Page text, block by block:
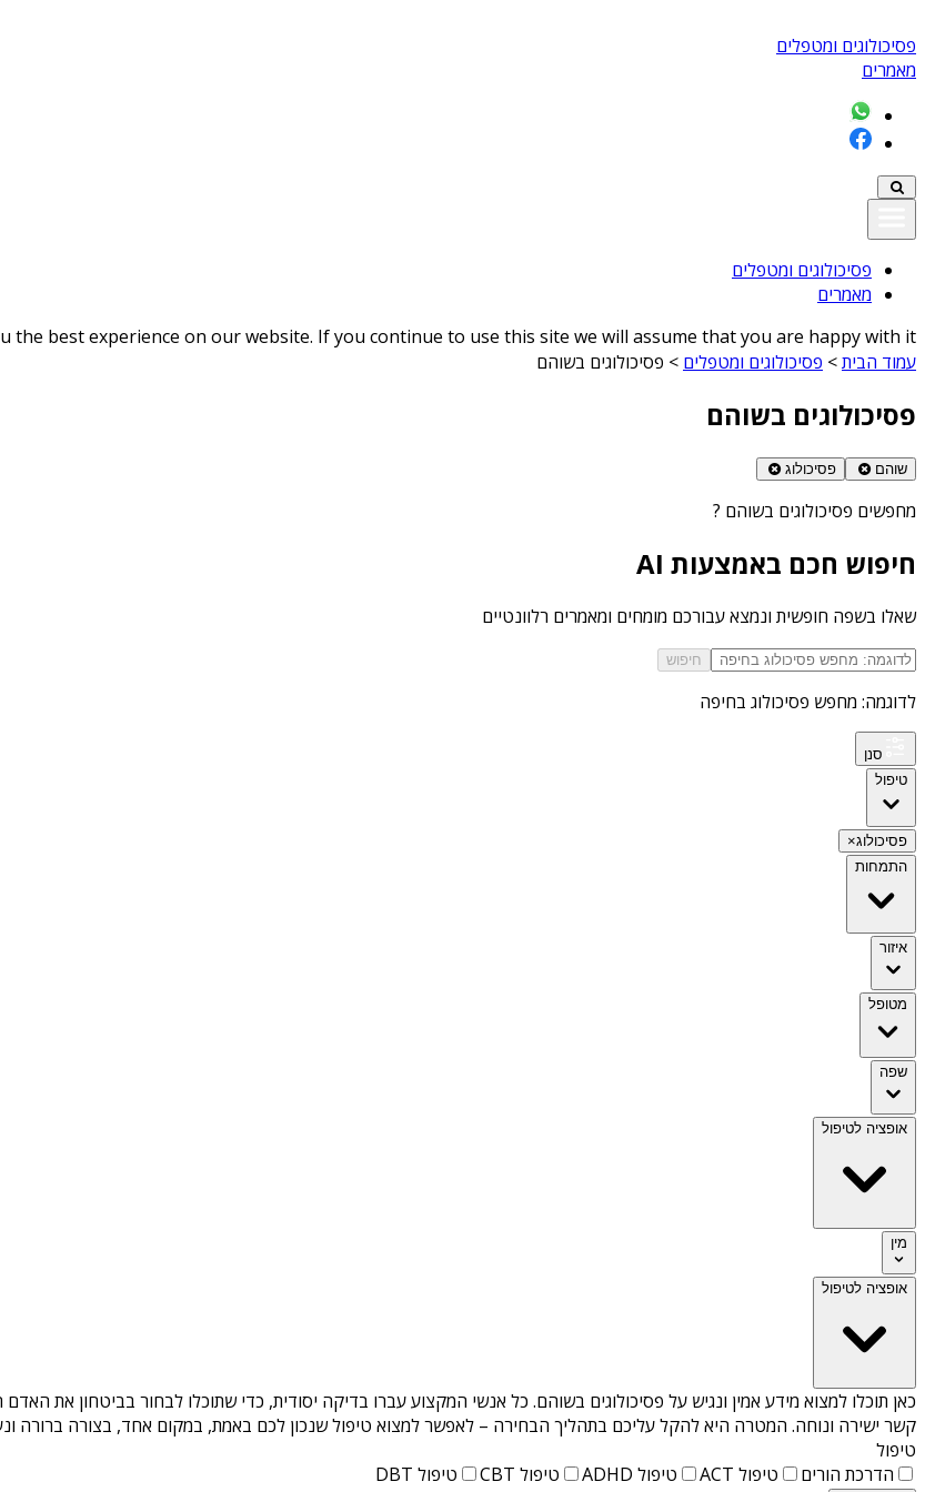
פסיכולוגים ומטפלים
מאמרים
פסיכולוגים ומטפלים
מאמרים
the best experience on our website. If you continue to use this site we will assume that you are happy with it
עמוד הבית> פסיכולוגים ומטפלים > פסיכולוגים בשוהם
פסיכולוגים בשוהם
שוהם פסיכולוג
מחפשים פסיכולוגים בשוהם ?
חיפוש חכם באמצעות AI
שאלו בשפה חופשית ונמצא עבורכם מומחים ומאמרים רלוונטיים
חיפוש
לדוגמה: מחפש פסיכולוג בחיפה
סנן
טיפול
פסיכולוג×
התמחות
איזור
מטופל
שפה
אופציה לטיפול
מין
אופציה לטיפול
כאן תוכלו למצוא מידע אמין ונגיש על פסיכולוגים בשוהם. כל אנשי המקצוע עברו בדיקה יסודית, כדי שתוכלו לבחור בביטחון את
קשר ישירה ונוחה. המטרה היא להקל עליכם בתהליך הבחירה – לאפשר למצוא טיפול שנכון לכם באמת, במקום אחד, בצורה ברורה
טיפול
הדרכת הורים
טיפול ACT טיפול ADHD טיפול CBT טיפול DBT